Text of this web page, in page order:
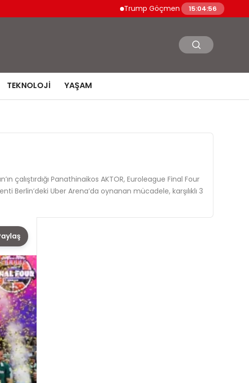
Trump Göçmen Kamyon Şoförleri
15:04:57
TEKNOLOJI YAŞAM
çalıştırdığı Panathinaikos AKTOR, Euroleague Final Four
Berlin’deki Uber Arena’da oynanan mücadele, karşılıklı 3